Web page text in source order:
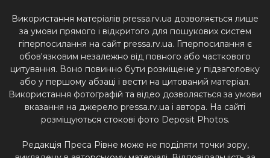
Використання матеріалів pressa.rv.ua дозволяється лише
за умови прямого і відкритого для пошукових систем
гіперпосилання на сайт pressa.rv.ua. Гіперпосилання є
обов'язковим незалежно від повного або часткового
цитування. Воно повинно бути розміщене у підзаголовку
або у першому абзаці і вести на цитований матеріал.
Використання фотографій та відео дозволяється за умови
вказання на джерело pressa.rv.ua і автора. На сайті
розміщуються стокові фото Deposit Photos.
Редакція Преса Рівне може не поділяти точки зору,